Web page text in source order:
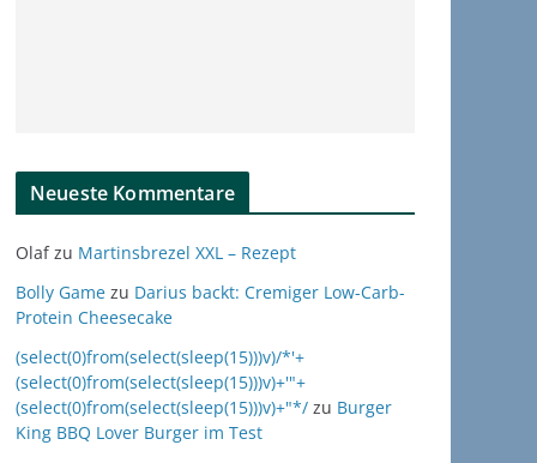
Neueste Kommentare
Olafzu Martinsbrezel XXL – Rezept
Bolly Game zu Darius backt: Cremiger Low-Carb-
Protein Cheesecake
(select(0)from(select(sleep(15)))v)/*'+
(select(0)from(select(sleep(15)))v)+'"+
(select(0)from(select(sleep(15)))v)+"*/ zu Burger
King BBQ Lover Burger im Test